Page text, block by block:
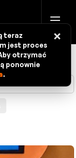
teraz
jest proces
otrzymać
ponownie
.
×